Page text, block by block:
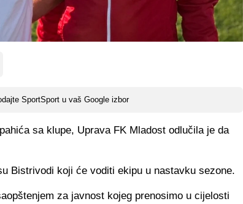
SportSport u vaš Google izbor
sa klupe, Uprava FK Mladost odlučila je da
Bistrivodi koji će voditi ekipu u nastavku sezone.
za javnost kojeg prenosimo u cijelosti